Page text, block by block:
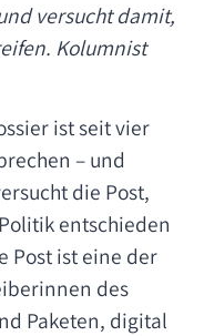
versucht damit,
Kolumnist
ist seit vier
– und
die Post,
entschieden
Post ist eine der
des
Paketen, digital